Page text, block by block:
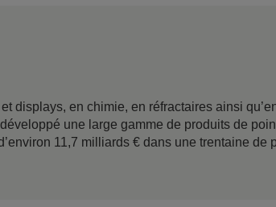
displays, en chimie, en réfractaires ainsi
une large gamme de produits de
11,7 milliards € dans une trentaine de